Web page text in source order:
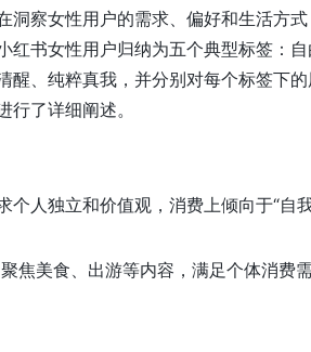
洞察女性用户的需求、偏好和生活方
红书女性用户归纳为五个典型标签：
醒、纯粹真我，并分别对每个标签下
行了详细阐述。
个人独立和价值观，消费上倾向于“自
聚焦美食、出游等内容，满足个体消费